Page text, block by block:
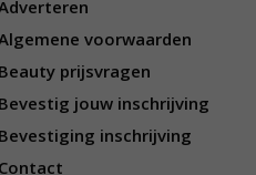
voorwaarden
prijsvragen
jouw inschrijving
inschrijving